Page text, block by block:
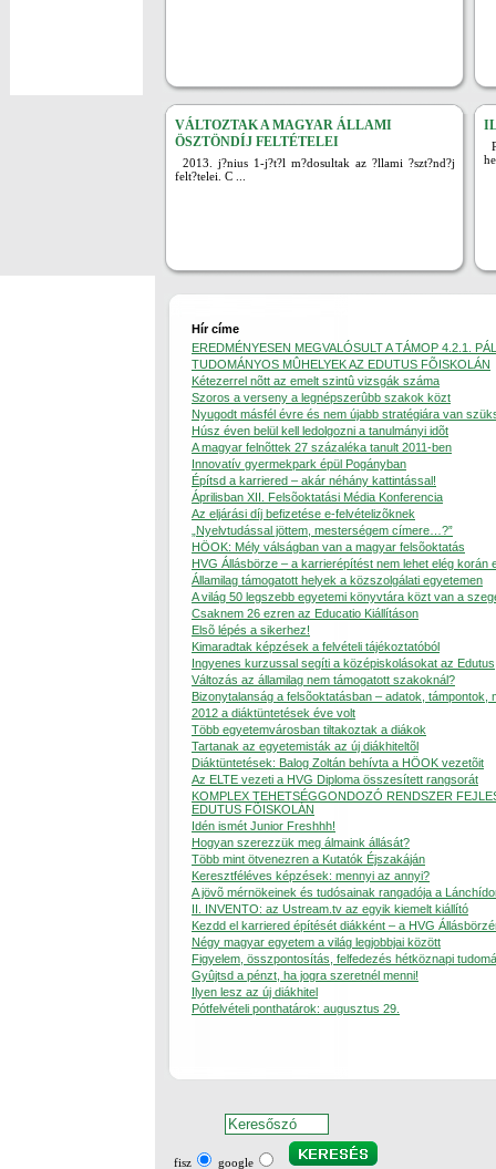
VÁLTOZTAK A MAGYAR ÁLLAMI
ÖSZTÖNDÍJ FELTÉTELEI
2013. j?nius 1-j?t?l m?dosultak az ?llami ?szt?nd?j
felt?telei. C ...
Hír címe
EREDMÉNYESEN MEGVALÓSULT A TÁMOP 4.2.1.
TUDOMÁNYOS MÛHELYEK AZ EDUTUS FÕISKOLÁN
Kétezerrel nõtt az emelt szintû vizsgák száma
Szoros a verseny a legnépszerûbb szakok közt
Nyugodt másfél évre és nem újabb stratégiára van
Húsz éven belül kell ledolgozni a tanulmányi idõt
A magyar felnõttek 27 százaléka tanult 2011-ben
Innovatív gyermekpark épül Pogányban
Építsd a karriered – akár néhány kattintással!
Áprilisban XII. Felsõoktatási Média Konferencia
Az eljárási díj befizetése e-felvételizõknek
„Nyelvtudással jöttem, mesterségem címere…?”
HÖOK: Mély válságban van a magyar felsõoktatás
HVG Állásbörze – a karrierépítést nem lehet elég korán
Államilag támogatott helyek a közszolgálati egyetemen
A világ 50 legszebb egyetemi könyvtára közt van a
Csaknem 26 ezren az Educatio Kiállításon
Elsõ lépés a sikerhez!
Kimaradtak képzések a felvételi tájékoztatóból
Ingyenes kurzussal segíti a középiskolásokat az Edutus
Változás az államilag nem támogatott szakoknál?
Bizonytalanság a felsõoktatásban – adatok, támpontok,
2012 a diáktüntetések éve volt
Több egyetemvárosban tiltakoztak a diákok
Tartanak az egyetemisták az új diákhiteltõl
Diáktüntetések: Balog Zoltán behívta a HÖOK vezetõit
Az ELTE vezeti a HVG Diploma összesített rangsorát
KOMPLEX TEHETSÉGGONDOZÓ RENDSZER
EDUTUS FÕISKOLÁN
Idén ismét Junior Freshhh!
Hogyan szerezzük meg álmaink állását?
Több mint ötvenezren a Kutatók Éjszakáján
Keresztféléves képzések: mennyi az annyi?
A jövõ mérnökeinek és tudósainak rangadója a
II. INVENTO: az Ustream.tv az egyik kiemelt kiállító
Kezdd el karriered építését diákként – a HVG
Négy magyar egyetem a világ legjobbjai között
Figyelem, összpontosítás, felfedezés hétköznapi
Gyûjtsd a pénzt, ha jogra szeretnél menni!
Ilyen lesz az új diákhitel
Pótfelvételi ponthatárok: augusztus 29.
fisz google